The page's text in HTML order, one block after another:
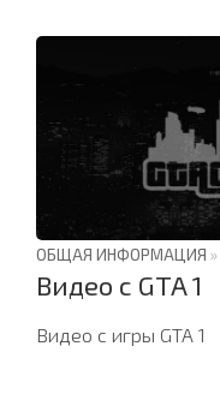
ОБЩАЯ ИНФОРМАЦИЯ »
Видео с GTA 1
Видео с игры GTA 1